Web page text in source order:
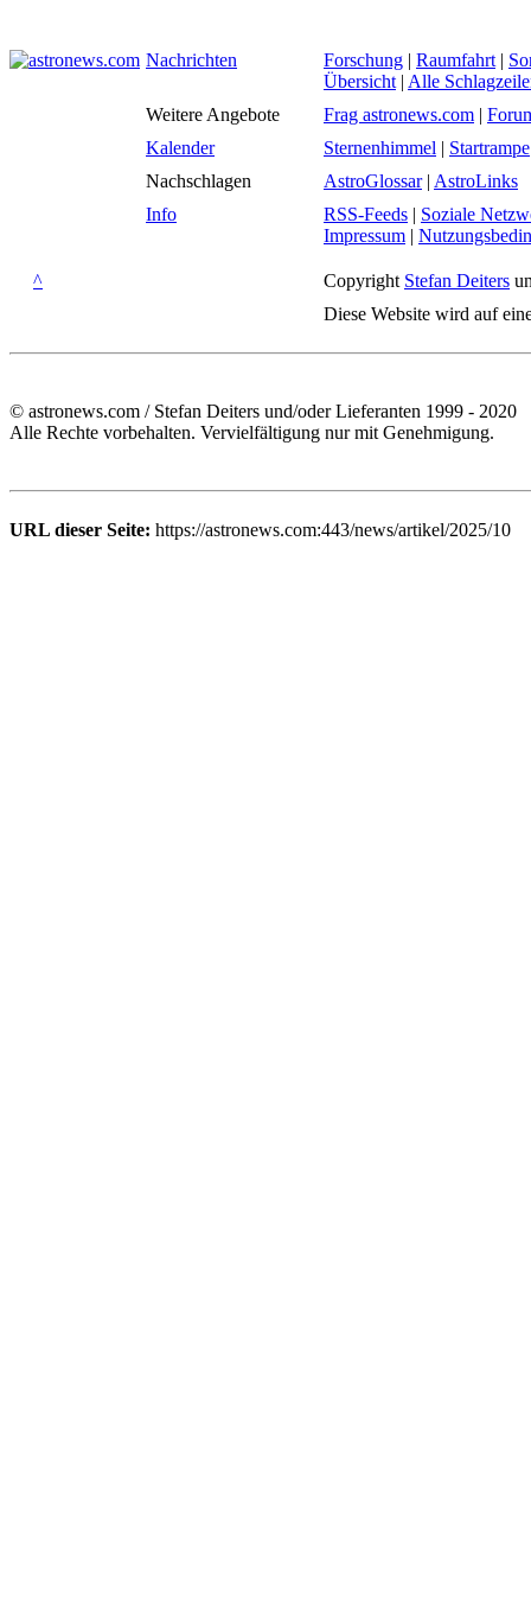
Nachrichten Forschung | Raumfahrt |
Übersicht | Alle
Weitere Angebote
Frag astronews.com |
Kalender
Sternenhimmel | Startrampe
Nachschlagen
AstroGlossar| AstroLinks
Info
RSS-Feeds | Soziale
Impressum |
^ Copyright Stefan Deiters
Diese Website wird auf
© astronews.com / Stefan Deiters und/oder Lieferanten 1999 - 2020
Alle Rechte vorbehalten. Vervielfältigung nur mit Genehmigung.
URL dieser Seite: https://astronews.com:443/news/artikel/2025/10